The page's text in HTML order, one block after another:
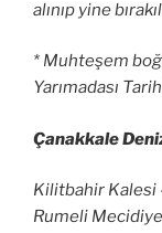
alınıp yine
* Muhteşem
Yarımadası
Çanakkale
Kilitbahir Kalesi
Rumeli Mecidiye